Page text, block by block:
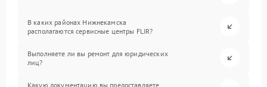
В каких районах Нижнекамска
располагаются сервисные центры FLIR?
Выполняете ли вы ремонт для юридических
лиц?
Какую документацию вы предоставляете